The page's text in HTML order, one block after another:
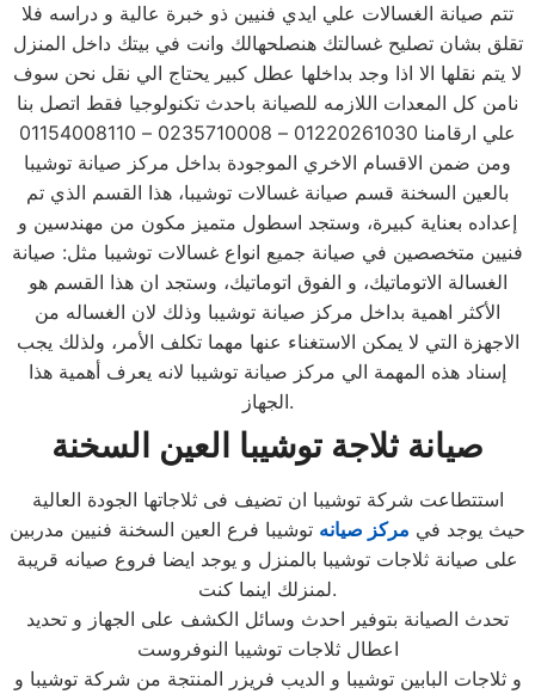
تتم صيانة الغسالات علي ايدي فنيين ذو خبرة عالية و دراسه فلا
تقلق بشان تصليح غسالتك هنصلحهالك وانت في بيتك داخل المنزل
لا يتم نقلها الا اذا وجد بداخلها عطل كبير يحتاج الي نقل نحن سوف
نامن كل المعدات اللازمه للصيانة باحدث تكنولوجيا فقط اتصل بنا
علي ارقامنا 01220261030 – 0235710008 – 01154008110
ومن ضمن الاقسام الاخري الموجودة بداخل مركز صيانة توشيبا
بالعين السخنة قسم صيانة غسالات توشيبا، هذا القسم الذي تم
إعداده بعناية كبيرة، وستجد اسطول متميز مكون من مهندسين و
فنيين متخصصين في صيانة جميع انواع غسالات توشيبا مثل: صيانة
الغسالة الاتوماتيك، و الفوق اتوماتيك، وستجد ان هذا القسم هو
الأكثر اهمية بداخل مركز صيانة توشيبا وذلك لان الغساله من
الاجهزة التي لا يمكن الاستغناء عنها مهما تكلف الأمر، ولذلك يجب
إسناد هذه المهمة الي مركز صيانة توشيبا لانه يعرف أهمية هذا
الجهاز.
صيانة ثلاجة توشيبا العين السخنة
استتطاعت شركة توشيبا ان تضيف فى ثلاجاتها الجودة العالية
حيث يوجد في مركز صيانه توشيبا فرع العين السخنة فنيين مدربين
على صيانة ثلاجات توشيبا بالمنزل و يوجد ايضا فروع صيانه قريبة
لمنزلك اينما كنت.
تحدث الصيانة بتوفير احدث وسائل الكشف على الجهاز و تحديد
اعطال ثلاجات توشيبا النوفروست
و ثلاجات البابين توشيبا و الديب فريزر المنتجة من شركة توشيبا و